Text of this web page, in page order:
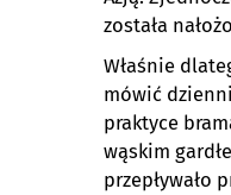
została
Właśnie
mówić
praktyce
wąskim
przepływało